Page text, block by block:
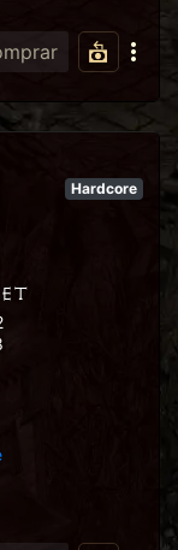
Hardcore